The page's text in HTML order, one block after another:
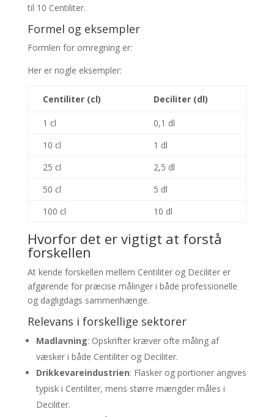
til 10 Centiliter.
Formel og eksempler
Formlen for omregning er:
Her er nogle eksempler:
Centiliter (cl) Deciliter (dl)
1 cl
0,1 dl
10 cl
1 dl
25 cl
2,5 dl
50 cl
5 dl
100 cl
10 dl
Hvorfor det er vigtigt at forstå
forskellen
At kende forskellen mellem Centiliter og Deciliter er
afgørende for præcise målinger i både professionelle
og dagligdags sammenhænge.
Relevans i forskellige sektorer
Madlavning: Opskrifter kræver ofte måling af
væsker i både Centiliter og Deciliter.
Drikkevareindustrien: Flasker og portioner angives
typisk i Centiliter, mens større mængder måles i
Deciliter.